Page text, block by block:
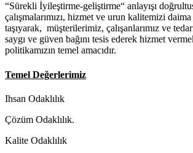
“Sürekli İyileştirme-geliştirme“ anlayışı
çalışmalarımızı, hizmet ve urun kalitemizi
taşıyarak, müşterilerimiz, çalışanlarımız ve
saygı ve güven bağını tesis ederek hizmet
politikamızın temel amacıdır.
Temel Değerlerimiz
Ihsan Odaklılık
Çözüm Odaklılık.
Kalite Odaklılık